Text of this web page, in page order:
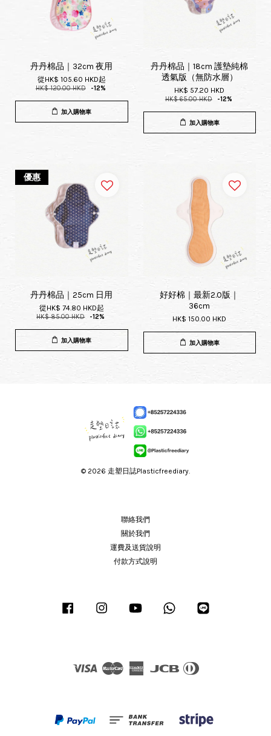
丹丹棉品｜32cm 夜用
從HK$ 105.60 HKD起
HK$ 120.00 HKD -12%
加入購物車
丹丹棉品｜18cm 護墊純棉
透氣版（無防水層）
HK$ 57.20 HKD
HK$ 65.00 HKD -12%
加入購物車
優惠
丹丹棉品｜25cm 日用
從HK$ 74.80 HKD起
HK$ 85.00 HKD -12%
加入購物車
好好棉｜最新2.0版｜
36cm
HK$ 150.00 HKD
加入購物車
© 2026 走塑日誌Plasticfreediary.
聯絡我們
關於我們
運費及送貨說明
付款方式說明
Facebook Instagram YouTube Whatsapp
Visa Master
American
JCB
Diners